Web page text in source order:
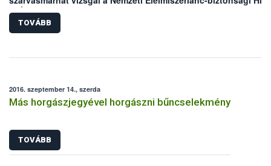
(NÉBIH) laboratóriuma. Mindkét eset Békés megyei, legelőn
szarvasmarha állományokat érint. Bár az elmúlt években
állategészségügyi intézkedéseknek köszönhetően
azonban a hazai kérődző állomány védelme érdekében
TOVÁBB
2016. szeptember 14., szerda
Más horgászjegyével horgászni bűncselekmény
TOVÁBB